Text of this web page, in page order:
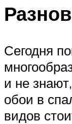
Сегодня
и не
обои в
видов